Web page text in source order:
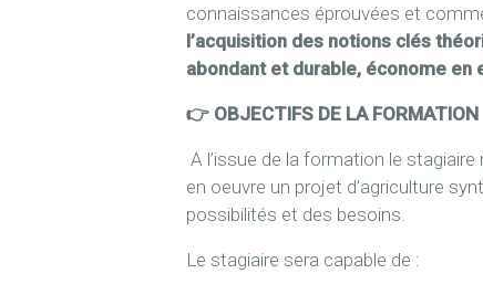
connaissances éprouvées et
l’acquisition des notions clés
abondant et durable, économe
👉 OBJECTIFS DE LA FORMATION
A l’issue de la formation le
en oeuvre un projet d’agriculture
possibilités et des besoins.
Le stagiaire sera capable de :